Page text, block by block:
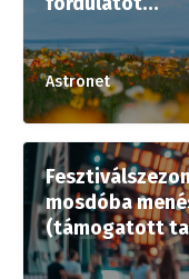
Astronet
mosdóba
(támogatott